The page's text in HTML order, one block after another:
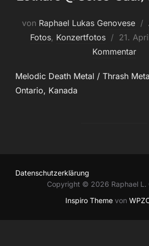
von Raphael Lukas Genovese
Fotos, Konzertfotos
am
21.
Kommentar
Melodic Death Metal / Thrash
Ontario, Kanada
Datenschutzerklärung
Copyright © 2026 Raphael L.
Inspiro Theme von